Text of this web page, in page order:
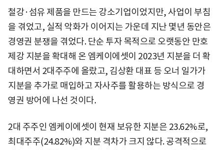
철강·섬유 제품을 만드는 강소기업이었지만, 사업이 부침
을 겪었고, 실적 악화가 이어지는 가운데 지난 몇년 동안은
경영권 분쟁을 겪었다. 단순 투자 목적으로 오랫동안 만호
제강 지분을 확대해 온 엠케이에셋이 2023년 지분을 더 확
대하면서 2대주주에 올랐고, 김상환 대표 등 오너 일가가
지분을 추가로 매입하고 자사주를 활용하는 방식으로 경
영권 방어에 나선 것이다.
2대 주주인 엠케이에셋이 현재 보유한 지분은 23.62%로,
최대주주(24.82%)와 지분 격차가 크지 않다. 공격적으로